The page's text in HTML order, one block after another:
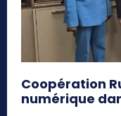
Coopération
numérique